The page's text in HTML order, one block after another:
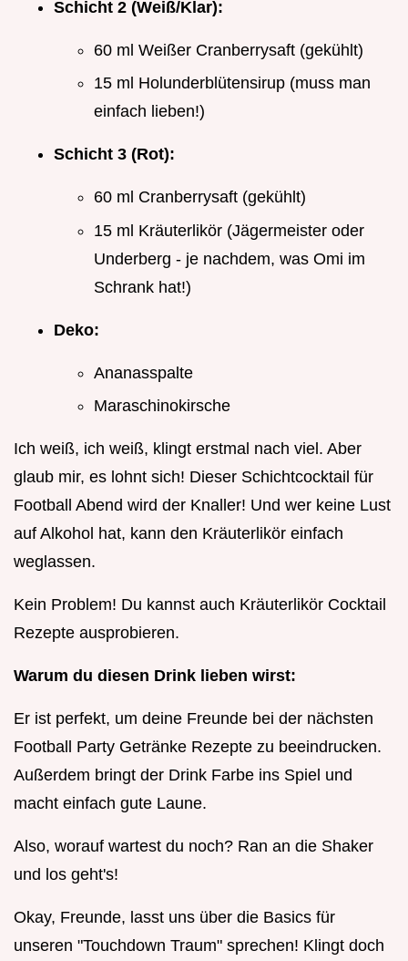
Schicht 2 (Weiß/Klar):
60 ml Weißer Cranberrysaft (gekühlt)
15 ml Holunderblütensirup (muss man
einfach lieben!)
Schicht 3 (Rot):
60 ml Cranberrysaft (gekühlt)
15 ml Kräuterlikör (Jägermeister oder
Underberg - je nachdem, was Omi im
Schrank hat!)
Deko:
Ananasspalte
Maraschinokirsche
Ich weiß, ich weiß, klingt erstmal nach viel. Aber
glaub mir, es lohnt sich! Dieser Schichtcocktail für
Football Abend wird der Knaller! Und wer keine Lust
auf Alkohol hat, kann den Kräuterlikör einfach
weglassen.
Kein Problem! Du kannst auch Kräuterlikör Cocktail
Rezepte ausprobieren.
Warum du diesen Drink lieben wirst:
Er ist perfekt, um deine Freunde bei der nächsten
Football Party Getränke Rezepte zu beeindrucken.
Außerdem bringt der Drink Farbe ins Spiel und
macht einfach gute Laune.
Also, worauf wartest du noch? Ran an die Shaker
und los geht's!
Okay, Freunde, lasst uns über die Basics für
unseren "Touchdown Traum" sprechen! Klingt doch